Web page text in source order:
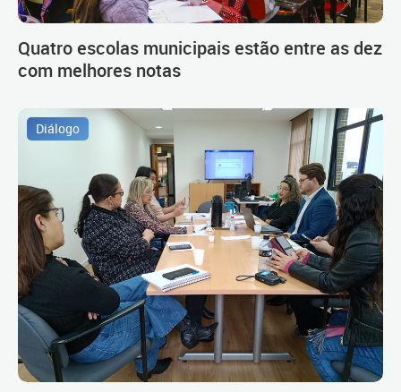
Quatro escolas municipais estão entre as dez
com melhores notas
Diálogo